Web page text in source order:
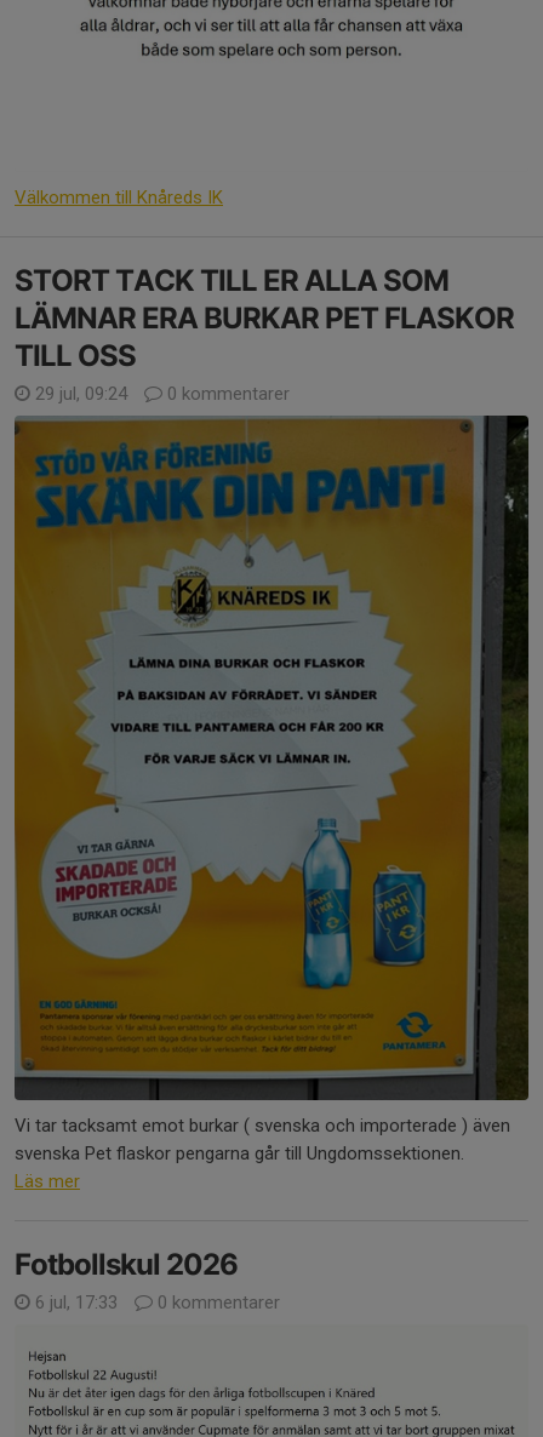
Välkommen till Knåreds IK
STORT TACK TILL ER ALLA SOM
LÄMNAR ERA BURKAR PET FLASKOR
TILL OSS
29 jul, 09:24 0 kommentarer
Vi tar tacksamt emot burkar ( svenska och importerade ) även
svenska Pet flaskor pengarna går till Ungdomssektionen.
Läs mer
Fotbollskul 2026
6 jul, 17:33 0 kommentarer